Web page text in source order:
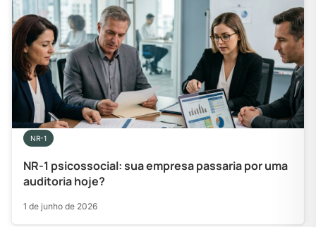
NR-1
NR-1 psicossocial: sua empresa passaria por uma
auditoria hoje?
1 de junho de 2026